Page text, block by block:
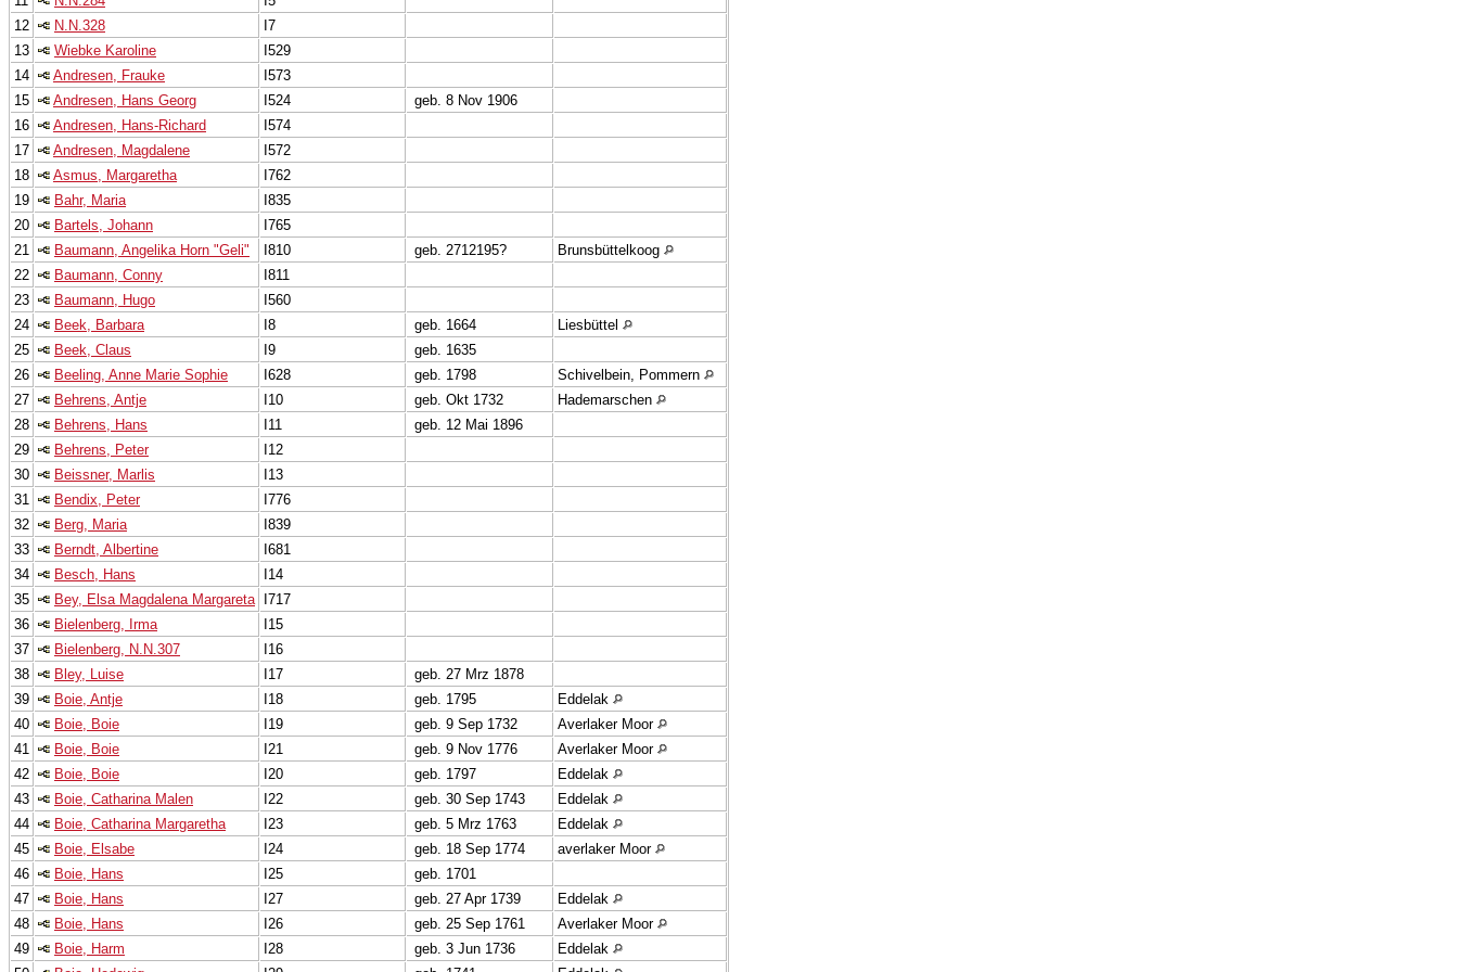
12
N.N.328
I7
13
Wiebke Karoline
I529
14
Andresen, Frauke
I573
15
Andresen, Hans Georg I524
geb. 8 Nov 1906
16
Andresen, Hans-Richard
I574
17
Andresen, Magdalene
I572
18
Asmus, Margaretha
I762
19
Bahr, Maria
I835
20
Bartels, Johann
I765
21
Baumann, Angelika Horn "Geli" I810 geb. 2712195?
Brunsbüttelkoog
22
Baumann, Conny
I811
23
Baumann, Hugo
I560
24
Beek, Barbara I8 geb. 1664
Liesbüttel
25
Beek, Claus I9
geb. 1635
26
Beeling, Anne Marie Sophie I628 geb. 1798
Schivelbein, Pommern
27
Behrens, Antje I10 geb. Okt 1732
Hademarschen
28
Behrens, Hans I11
geb. 12 Mai 1896
29
Behrens, Peter
I12
30
Beissner, Marlis
I13
31
Bendix, Peter
I776
32
Berg, Maria
I839
33
Berndt, Albertine
I681
34
Besch, Hans
I14
35
Bey, Elsa Magdalena Margareta I717
36
Bielenberg, Irma
I15
37
Bielenberg, N.N.307
I16
38
Bley, Luise I17
geb. 27 Mrz 1878
39
Boie, Antje I18 geb. 1795
Eddelak
40
Boie, Boie I19 geb. 9 Sep 1732
Averlaker Moor
41
Boie, Boie I21 geb. 9 Nov 1776
Averlaker Moor
42
Boie, Boie I20 geb. 1797
Eddelak
43
Boie, Catharina Malen I22 geb. 30 Sep 1743
Eddelak
44
Boie, Catharina Margaretha I23 geb. 5 Mrz 1763
Eddelak
45
Boie, Elsabe I24 geb. 18 Sep 1774
averlaker Moor
46
Boie, Hans I25
geb. 1701
47
Boie, Hans I27 geb. 27 Apr 1739
Eddelak
48
Boie, Hans I26 geb. 25 Sep 1761
Averlaker Moor
49
Boie, Harm I28 geb. 3 Jun 1736
Eddelak